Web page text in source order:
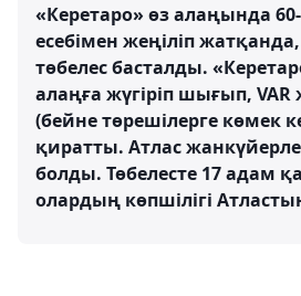
«Керетаро» өз алаңында
есебімен жеңіліп
төбелес басталды.
алаңға жүгіріп шығып,
(бейне төрешілерге көмек
қиратты. Атлас
болды. Төбелесте 17 адам
олардың көпшілігі